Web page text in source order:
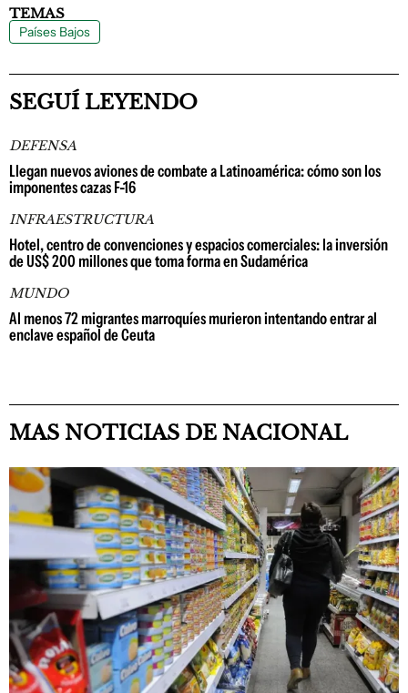
TEMAS
Países Bajos
SEGUÍ LEYENDO
DEFENSA
Llegan nuevos aviones de combate a Latinoamérica: cómo son los
imponentes cazas F-16
INFRAESTRUCTURA
Hotel, centro de convenciones y espacios comerciales: la inversión
de US$ 200 millones que toma forma en Sudamérica
MUNDO
Al menos 72 migrantes marroquíes murieron intentando entrar al
enclave español de Ceuta
MAS NOTICIAS DE NACIONAL